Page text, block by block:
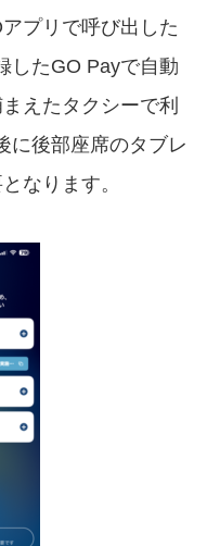
プリで呼び出した
したGO Payで自動
えたタクシーで利
に後部座席のタブレ
なります。